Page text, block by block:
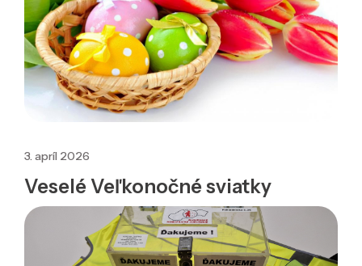
3. apríl 2026
Veselé Veľkonočné sviatky